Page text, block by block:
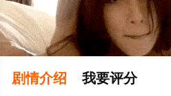
剧情介绍 我要评分